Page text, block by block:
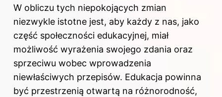
W obliczu tych niepokojących zmian
niezwykle istotne jest, aby każdy z nas, jako
część społeczności edukacyjnej, miał
możliwość wyrażenia swojego zdania oraz
sprzeciwu wobec wprowadzenia
niewłaściwych przepisów. Edukacja powinna
być przestrzenią otwartą na różnorodność,